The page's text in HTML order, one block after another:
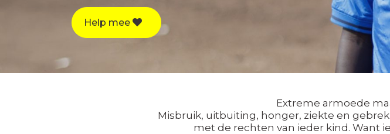
Help mee
Extreme armoede
Misbruik, uitbuiting, honger, ziekte en
met de rechten van ieder kind. Want